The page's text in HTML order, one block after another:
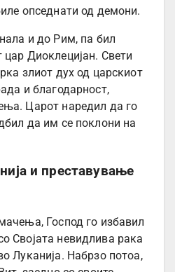
опседнати од демони.
и до Рим, па бил
Диоклецијан. Свети
злиот дух од царскиот
и благодарност,
Царот наредил да го
да им се поклони на
и преставување
Господ го избавил
Својата невидлива рака
Луканија. Набрзо потоа,